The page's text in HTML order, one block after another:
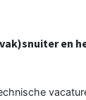
en